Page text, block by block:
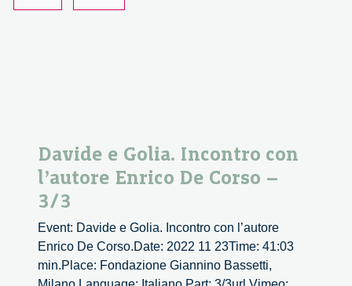
Davide e Golia. Incontro con
l’autore Enrico De Corso –
3/3
Event: Davide e Golia. Incontro con l’autore
Enrico De Corso.Date: 2022 11 23Time: 41:03
min.Place: Fondazione Giannino Bassetti,